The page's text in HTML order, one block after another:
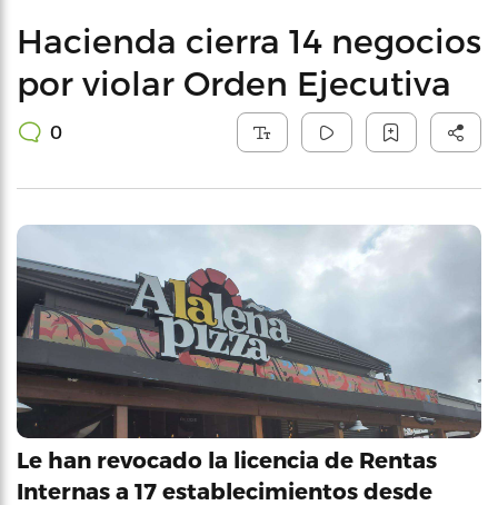
Hacienda cierra 14 negocios
por violar Orden Ejecutiva
0
Le han revocado la licencia de Rentas
Internas a 17 establecimientos desde